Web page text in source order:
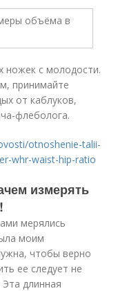
ножек с молодости.
принимайте
от каблуков,
флеболога.
otnoshenie-talii-
whr-waist-hip-ratio
измерять
мерялись
моим
чтобы верно
ее следует не
длинная